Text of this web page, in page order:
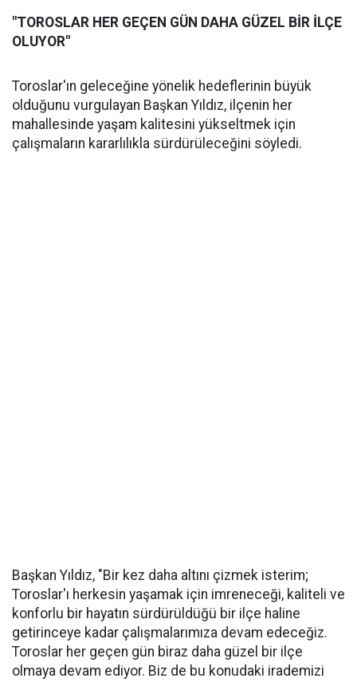
"TOROSLAR HER GEÇEN GÜN DAHA GÜZEL BİR İLÇE
OLUYOR"
Toroslar'ın geleceğine yönelik hedeflerinin büyük
olduğunu vurgulayan Başkan Yıldız, ilçenin her
mahallesinde yaşam kalitesini yükseltmek için
çalışmaların kararlılıkla sürdürüleceğini söyledi.
Başkan Yıldız, "Bir kez daha altını çizmek isterim;
Toroslar'ı herkesin yaşamak için imreneceği, kaliteli ve
konforlu bir hayatın sürdürüldüğü bir ilçe haline
getirinceye kadar çalışmalarımıza devam edeceğiz.
Toroslar her geçen gün biraz daha güzel bir ilçe
olmaya devam ediyor. Biz de bu konudaki irademizi